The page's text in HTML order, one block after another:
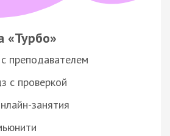
«Турбо»
преподавателем
с проверкой
занятия